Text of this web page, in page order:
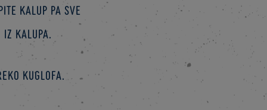
kalup pa sve
kalupa.
kuglofa.